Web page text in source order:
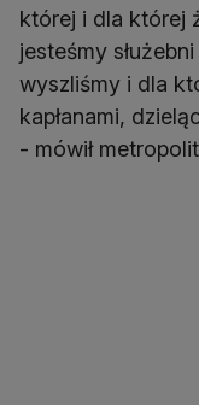
której i dla której
jesteśmy
wyszliśmy i dla
kapłanami,
- mówił